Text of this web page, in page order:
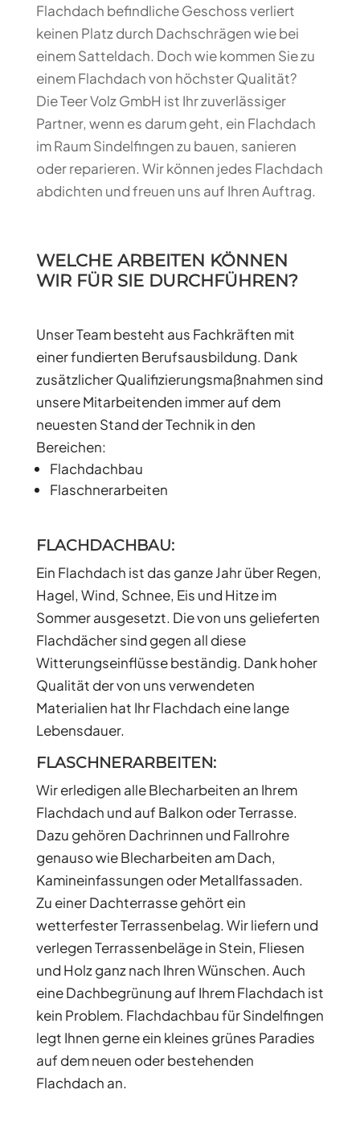
Flachdach befindliche Geschoss verliert
keinen Platz durch Dachschrägen wie bei
einem Satteldach. Doch wie kommen Sie zu
einem Flachdach von höchster Qualität?
Die Teer Volz GmbH ist Ihr zuverlässiger
Partner, wenn es darum geht, ein Flachdach
im Raum Sindelfingen zu bauen, sanieren
oder reparieren. Wir können jedes Flachdach
abdichten und freuen uns auf Ihren Auftrag.
WELCHE ARBEITEN KÖNNEN
WIR FÜR SIE DURCHFÜHREN?
Unser Team besteht aus Fachkräften mit
einer fundierten Berufsausbildung. Dank
zusätzlicher Qualifizierungsmaßnahmen sind
unsere Mitarbeitenden immer auf dem
neuesten Stand der Technik in den
Bereichen:
Flachdachbau
Flaschnerarbeiten
FLACHDACHBAU:
Ein Flachdach ist das ganze Jahr über Regen,
Hagel, Wind, Schnee, Eis und Hitze im
Sommer ausgesetzt. Die von uns gelieferten
Flachdächer sind gegen all diese
Witterungseinflüsse beständig. Dank hoher
Qualität der von uns verwendeten
Materialien hat Ihr Flachdach eine lange
Lebensdauer.
FLASCHNERARBEITEN:
Wir erledigen alle Blecharbeiten an Ihrem
Flachdach und auf Balkon oder Terrasse.
Dazu gehören Dachrinnen und Fallrohre
genauso wie Blecharbeiten am Dach,
Kamineinfassungen oder Metallfassaden.
Zu einer Dachterrasse gehört ein
wetterfester Terrassenbelag. Wir liefern und
verlegen Terrassenbeläge in Stein, Fliesen
und Holz ganz nach Ihren Wünschen. Auch
eine Dachbegrünung auf Ihrem Flachdach ist
kein Problem. Flachdachbau für Sindelfingen
legt Ihnen gerne ein kleines grünes Paradies
auf dem neuen oder bestehenden
Flachdach an.